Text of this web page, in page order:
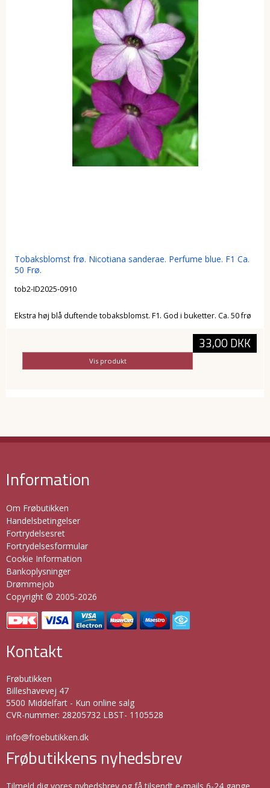
Tobaksblomst frø. Nicotiana sanderae. Perfume blue. F1 Ca.
50 Frø.
tob2-ID2025-0910
Ekstra høj blå duftende tobaksblomst. F1. God i buketter. Ca. 50 frø
33,00 DKK
Vis produkt
Information
Om Frøbutikken
Handelsbetingelser
Fortrydelsesret
Fortrydelsesformular
Cookie Information
Bankoplysninger
Drømmejob
Copyright © 2005-2026
Kontakt
Frøbutikken
Billeshavevej 47
5500 Middelfart - Kun online salg
CVR-nummer: 28205732 LBST- 1105528
info@froebutikken.dk
Frøbutikkens nyhedsbrev